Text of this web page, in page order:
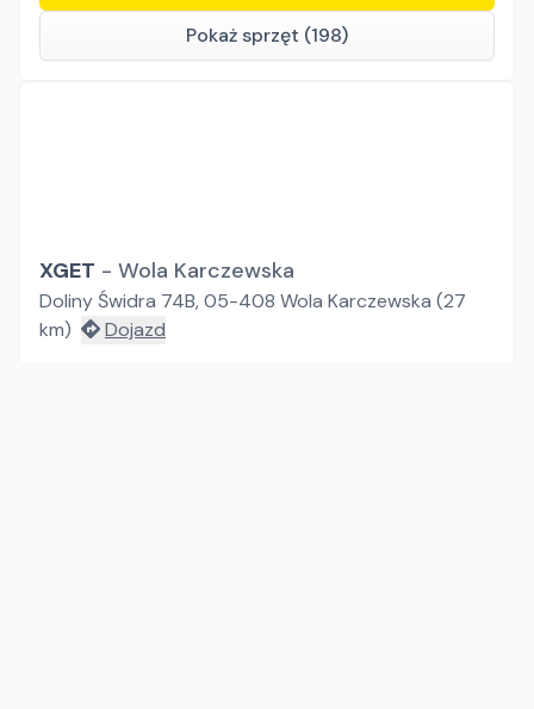
Pokaż sprzęt (198)
XGET - Wola Karczewska
Doliny Świdra 74B, 05-408 Wola Karczewska (27
km)
Dojazd